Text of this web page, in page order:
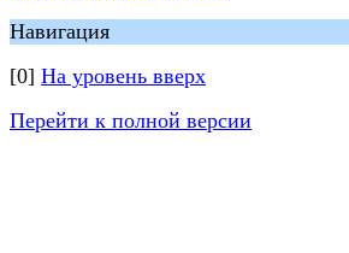
Навигация
[0] На уровень вверх
Перейти к полной версии